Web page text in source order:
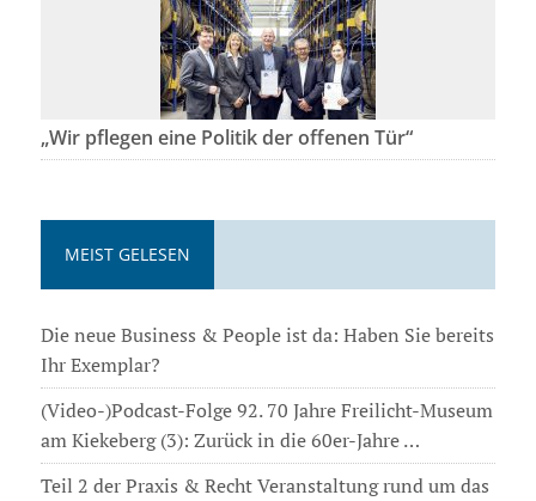
„Wir pflegen eine Politik der offenen Tür“
MEIST GELESEN
Die neue Business & People ist da: Haben Sie bereits
Ihr Exemplar?
(Video-)Podcast-Folge 92. 70 Jahre Freilicht-Museum
am Kiekeberg (3): Zurück in die 60er-Jahre …
Teil 2 der Praxis & Recht Veranstaltung rund um das